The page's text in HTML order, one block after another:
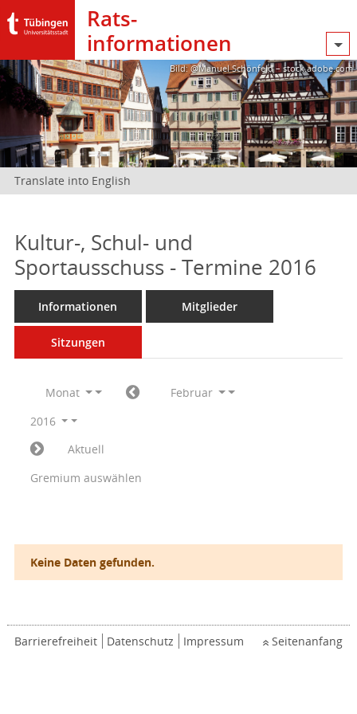
Rats­
informationen
Bild: @Manuel Schönfeld – stock.adobe.com
Translate into English
Kultur-, Schul- und
Sportausschuss - Termine 2016
Informationen Mitglieder
Sitzungen
Monat
Februar
2016
Aktuell
Gremium auswählen
Keine Daten gefunden.
Barrierefreiheit Datenschutz Impressum Seitenanfang